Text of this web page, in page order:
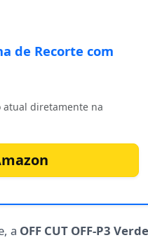
de Recorte com
atual diretamente na
a OFF CUT OFF-P3 Verde